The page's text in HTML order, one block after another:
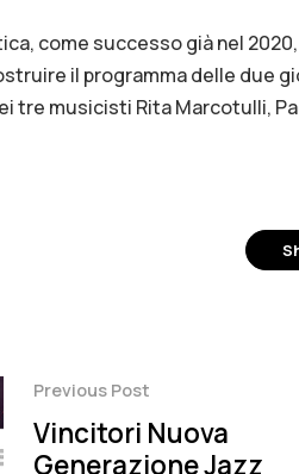
come successo già nel
il programma delle due
tre musicisti Rita Marcotulli,
Previous Post
Vincitori Nuova
Generazione Jazz